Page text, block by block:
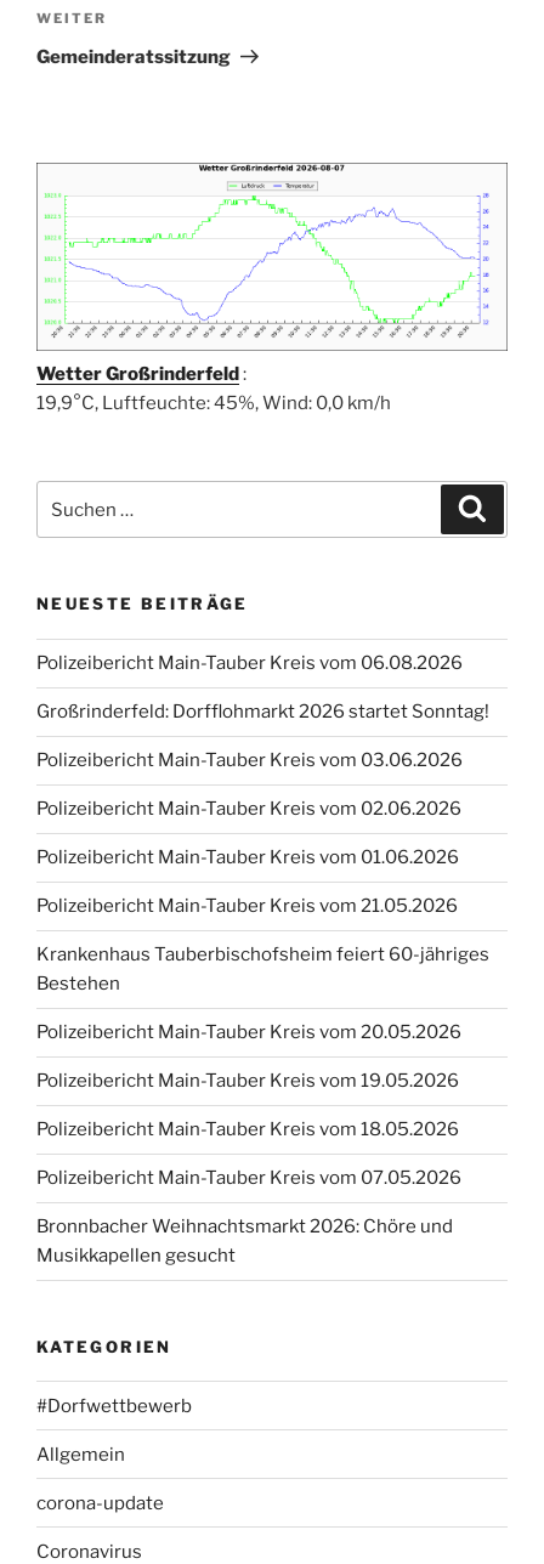
Nächster
Beitrag
WEITER
Gemeinderatssitzung
Wetter Großrinderfeld:
19,9°C, Luftfeuchte: 45%, Wind: 0,0 km/h
nach:
NEUESTE BEITRÄGE
Polizeibericht Main-Tauber Kreis vom 06.08.2026
Großrinderfeld: Dorfflohmarkt 2026 startet Sonntag!
Polizeibericht Main-Tauber Kreis vom 03.06.2026
Polizeibericht Main-Tauber Kreis vom 02.06.2026
Polizeibericht Main-Tauber Kreis vom 01.06.2026
Polizeibericht Main-Tauber Kreis vom 21.05.2026
Krankenhaus Tauberbischofsheim feiert 60-jähriges
Bestehen
Polizeibericht Main-Tauber Kreis vom 20.05.2026
Polizeibericht Main-Tauber Kreis vom 19.05.2026
Polizeibericht Main-Tauber Kreis vom 18.05.2026
Polizeibericht Main-Tauber Kreis vom 07.05.2026
Bronnbacher Weihnachtsmarkt 2026: Chöre und
Musikkapellen gesucht
KATEGORIEN
#Dorfwettbewerb
Allgemein
corona-update
Coronavirus